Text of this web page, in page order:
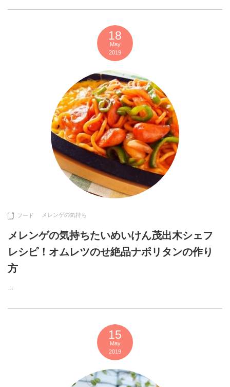
18
May
2019
フード メレンゲの気持ち
メレンゲの気持ちたいめいけん茂出木シェフ
レシピ！オムレツのせ絶品ナポリタンの作り
方
…
15
May
2019